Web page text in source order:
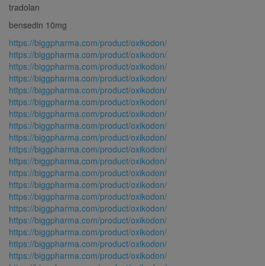
tradolan
bensedin 10mg
https://biggpharma.com/product/oxikodon/
https://biggpharma.com/product/oxikodon/
https://biggpharma.com/product/oxikodon/
https://biggpharma.com/product/oxikodon/
https://biggpharma.com/product/oxikodon/
https://biggpharma.com/product/oxikodon/
https://biggpharma.com/product/oxikodon/
https://biggpharma.com/product/oxikodon/
https://biggpharma.com/product/oxikodon/
https://biggpharma.com/product/oxikodon/
https://biggpharma.com/product/oxikodon/
https://biggpharma.com/product/oxikodon/
https://biggpharma.com/product/oxikodon/
https://biggpharma.com/product/oxikodon/
https://biggpharma.com/product/oxikodon/
https://biggpharma.com/product/oxikodon/
https://biggpharma.com/product/oxikodon/
https://biggpharma.com/product/oxikodon/
https://biggpharma.com/product/oxikodon/